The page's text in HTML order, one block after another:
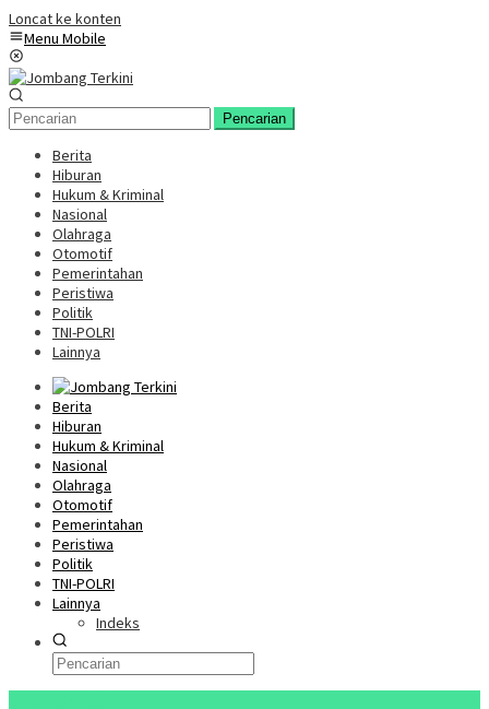
Loncat ke konten
Menu Mobile
Pencarian
Berita
Hiburan
Hukum & Kriminal
Nasional
Olahraga
Otomotif
Pemerintahan
Peristiwa
Politik
TNI-POLRI
Lainnya
Berita
Hiburan
Hukum & Kriminal
Nasional
Olahraga
Otomotif
Pemerintahan
Peristiwa
Politik
TNI-POLRI
Lainnya
Indeks